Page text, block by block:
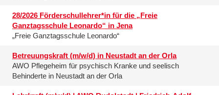
28/2026 Förderschullehrer*in für die „Freie
Ganztagsschule Leonardo“ in Jena
„Freie Ganztagsschule Leonardo“
Betreuungskraft (m/w/d) in Neustadt an der Orla
AWO Pflegeheim für psychisch Kranke und seelisch
Behinderte in Neustadt an der Orla